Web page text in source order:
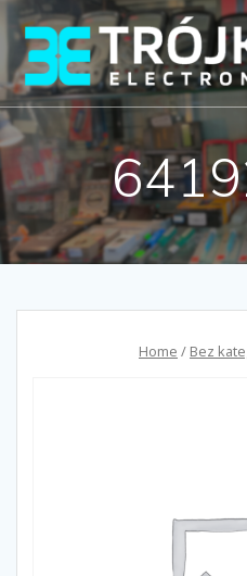
Home / Bez